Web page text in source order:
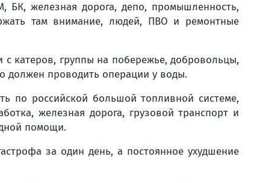
БК, железная дорога, депо, промышленность,
там внимание, людей, ПВО и ремонтные
катеров, группы на побережье, добровольцы,
должен проводить операции у воды.
по российской большой топливной системе,
железная дорога, грузовой транспорт и
помощи.
за один день, а постоянное ухудшение